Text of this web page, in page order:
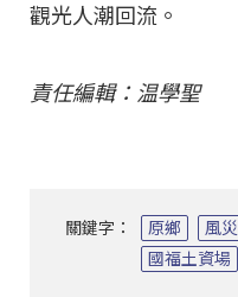
觀光人潮回流。
責任編輯：温學聖
關鍵字： 原鄉 風災
國福土資場